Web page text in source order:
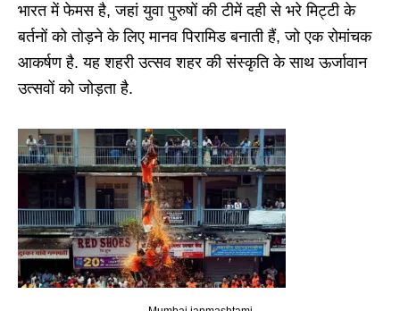
भारत में फेमस है, जहां युवा पुरुषों की टीमें दही से भरे मिट्टी के
बर्तनों को तोड़ने के लिए मानव पिरामिड बनाती हैं, जो एक रोमांचक
आकर्षण है. यह शहरी उत्सव शहर की संस्कृति के साथ ऊर्जावान
उत्सवों को जोड़ता है.